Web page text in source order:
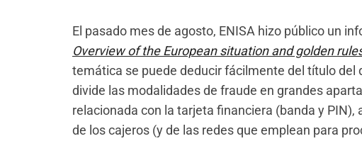
El pasado mes de agosto, ENISA hizo público un
Overview of the European situation and golden
temática se puede deducir fácilmente del título del
divide las modalidades de fraude en grandes
relacionada con la tarjeta financiera (banda y
de los cajeros (y de las redes que emplean para